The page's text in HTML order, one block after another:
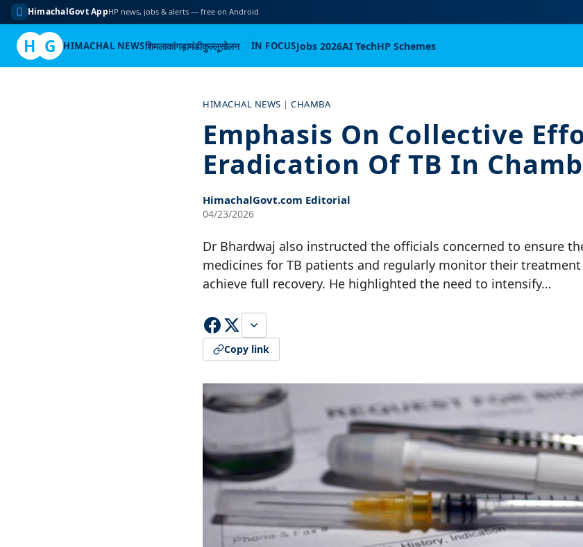
HimachalGovt AppHP news, jobs & alerts — free on Android
H G HIMACHAL NEWSशिमलाकांगड़ामंडीकुल्लूसोलन IN FOCUSJobs 2026AI TechHP Schemes
HIMACHAL NEWS |CHAMBA
Emphasis On Collective
Eradication Of TB In
HimachalGovt.com Editorial
04/23/2026
Dr Bhardwaj also instructed the officials concerned to ensure
medicines for TB patients and regularly monitor their
achieve full recovery. He highlighted the need to intensify…
Copy link